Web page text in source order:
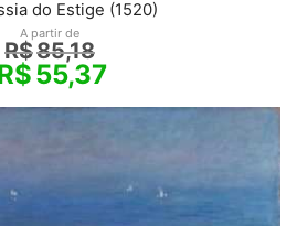
do Estige (1520)
A partir de
R$85,18
55,37